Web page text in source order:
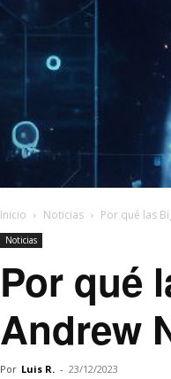
Inicio Noticias Por qué las
Noticias
Por qué
Andrew
Por Luis R. - 23/12/2023